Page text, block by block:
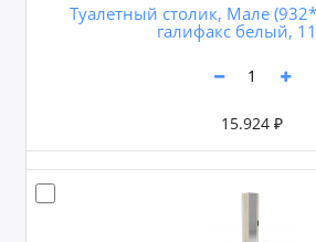
Туалетный столик, Мале
галифакс белый,
15.924 ₽